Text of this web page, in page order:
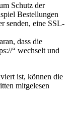
Schutz der
Bestellungen
senden, eine SSL-
dass die
“ wechselt und
ist, können die
mitgelesen